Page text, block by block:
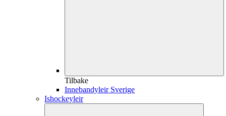
Tilbake
Innebandyleir Sverige
Ishockeyleir